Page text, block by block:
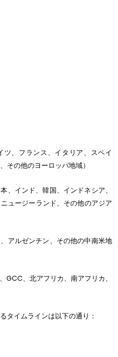
、フランス、イタリア、スペイ
その他のヨーロッパ地域）
、インド、韓国、インドネシア、
ュージーランド、その他のアジア
アルゼンチン、その他の中南米地
GCC、北アフリカ、南アフリカ、
タイムラインは以下の通り：